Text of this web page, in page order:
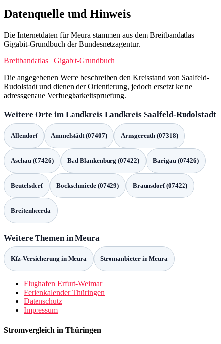
Datenquelle und Hinweis
Die Internetdaten für Meura stammen aus dem Breitbandatlas |
Gigabit-Grundbuch der Bundesnetzagentur.
Breitbandatlas | Gigabit-Grundbuch
Die angegebenen Werte beschreiben den Kreisstand von Saalfeld-
Rudolstadt und dienen der Orientierung, jedoch ersetzt keine
adressgenaue Verfuegbarkeitspruefung.
Weitere Orte im Landkreis Landkreis Saalfeld-Rudolstadt
Allendorf Ammelstädt (07407) Arnsgereuth (07318)
Aschau (07426) Bad Blankenburg (07422) Barigau (07426)
Beutelsdorf Bockschmiede (07429) Braunsdorf (07422)
Breitenheerda
Weitere Themen in Meura
Kfz-Versicherung in Meura Stromanbieter in Meura
Flughafen Erfurt-Weimar
Ferienkalender Thüringen
Datenschutz
Impressum
Stromvergleich in Thüringen